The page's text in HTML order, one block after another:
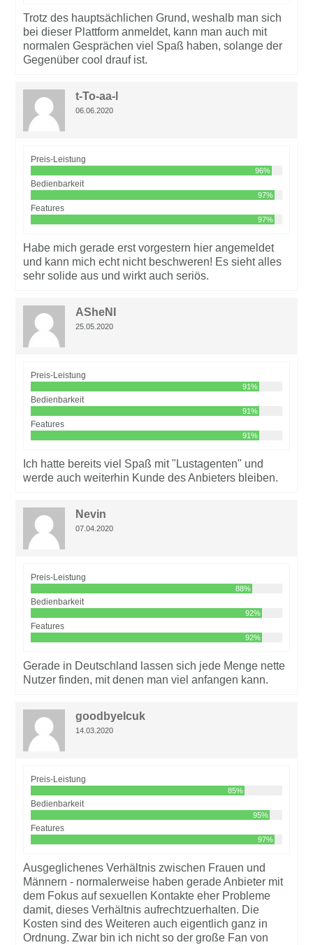
Trotz des hauptsächlichen Grund, weshalb man sich
bei dieser Plattform anmeldet, kann man auch mit
normalen Gesprächen viel Spaß haben, solange der
Gegenüber cool drauf ist.
t-To-aa-l
06.06.2020
Preis-Leistung
96%
Bedienbarkeit
97%
Features
97%
Habe mich gerade erst vorgestern hier angemeldet
und kann mich echt nicht beschweren! Es sieht alles
sehr solide aus und wirkt auch seriös.
ASheNI
25.05.2020
Preis-Leistung
91%
Bedienbarkeit
91%
Features
91%
Ich hatte bereits viel Spaß mit "Lustagenten" und
werde auch weiterhin Kunde des Anbieters bleiben.
Nevin
07.04.2020
Preis-Leistung
88%
Bedienbarkeit
92%
Features
92%
Gerade in Deutschland lassen sich jede Menge nette
Nutzer finden, mit denen man viel anfangen kann.
goodbyelcuk
14.03.2020
Preis-Leistung
85%
Bedienbarkeit
95%
Features
97%
Ausgeglichenes Verhältnis zwischen Frauen und
Männern - normalerweise haben gerade Anbieter mit
dem Fokus auf sexuellen Kontakte eher Probleme
damit, dieses Verhältnis aufrechtzuerhalten. Die
Kosten sind des Weiteren auch eigentlich ganz in
Ordnung. Zwar bin ich nicht so der große Fan von